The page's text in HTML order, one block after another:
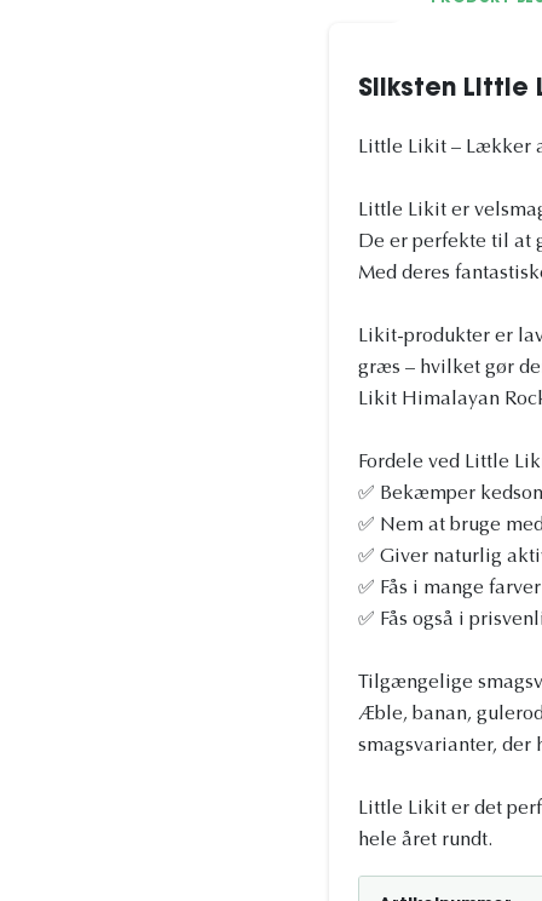
Sliksten Little
Little Likit – Lækker
Little Likit er
De er perfekte til at
Med deres
Likit-produkter er
græs – hvilket gør
Likit Himalayan
Fordele ved Little
✅ Bekæmper
✅ Nem at bruge
✅ Giver naturlig
✅ Fås i mange
✅ Fås også i
Tilgængelige
Æble, banan,
smagsvarianter, der
Little Likit er det
hele året rundt.